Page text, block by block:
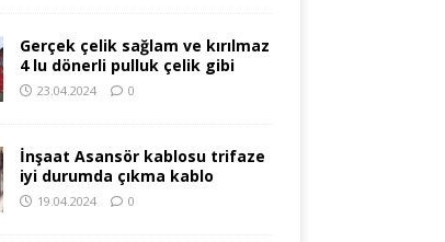
Gerçek çelik sağlam ve kırılmaz
4 lu dönerli pulluk çelik gibi
23.04.2024 0
İnşaat Asansör kablosu trifaze
iyi durumda çıkma kablo
19.04.2024 0